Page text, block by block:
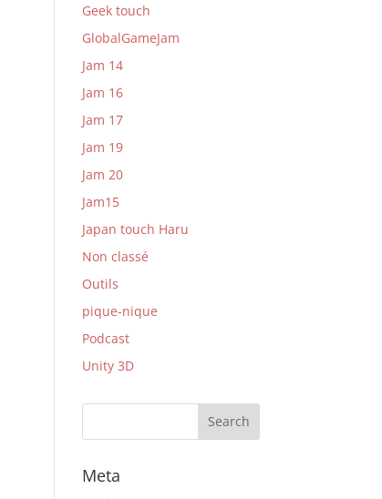
Geek touch
GlobalGameJam
Jam 14
Jam 16
Jam 17
Jam 19
Jam 20
Jam15
Japan touch Haru
Non classé
Outils
pique-nique
Podcast
Unity 3D
Meta